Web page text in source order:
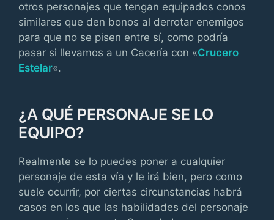
otros personajes que tengan equipados conos
similares que den bonos al derrotar enemigos
para que no se pisen entre sí, como podría
pasar si llevamos a un Cacería con «Crucero
Estelar«.
¿A QUÉ PERSONAJE SE LO
EQUIPO?
Realmente se lo puedes poner a cualquier
personaje de esta vía y le irá bien, pero como
suele ocurrir, por ciertas circunstancias habrá
casos en los que las habilidades del personaje